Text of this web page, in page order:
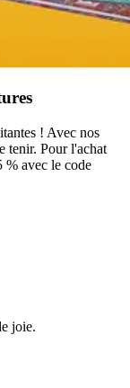
! Avec nos
tenir. Pour l'achat
% avec le code
joie.